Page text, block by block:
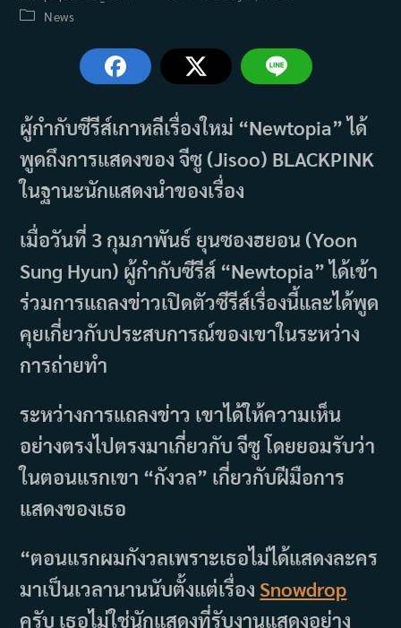
author:
PostNews
ผู้กำกับซีรีส์เกาหลีเรื่องใหม่ “Newtopia” ได้
พูดถึงการแสดงของ จีซู (Jisoo) BLACKPINK
ในฐานะนักแสดงนำของเรื่อง
เมื่อวันที่ 3 กุมภาพันธ์ ยุนซองฮยอน (Yoon
Sung Hyun) ผู้กำกับซีรีส์ “Newtopia” ได้เข้า
ร่วมการแถลงข่าวเปิดตัวซีรีส์เรื่องนี้และได้พูด
คุยเกี่ยวกับประสบการณ์ของเขาในระหว่าง
การถ่ายทำ
ระหว่างการแถลงข่าว เขาได้ให้ความเห็น
อย่างตรงไปตรงมาเกี่ยวกับ จีซู โดยยอมรับว่า
ในตอนแรกเขา “กังวล” เกี่ยวกับฝีมือการ
แสดงของเธอ
“ตอนแรกผมกังวลเพราะเธอไม่ได้แสดงละคร
มาเป็นเวลานานนับตั้งแต่เรื่อง Snowdrop
ครับ เธอไม่ใช่นักแสดงที่รับงานแสดงอย่าง